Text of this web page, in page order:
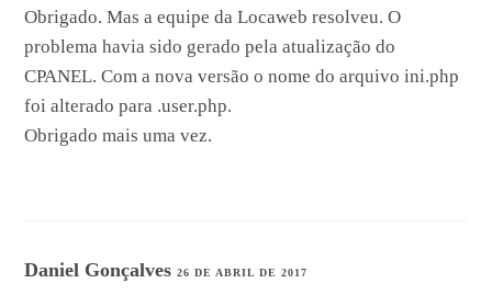
Obrigado. Mas a equipe da Locaweb resolveu. O
problema havia sido gerado pela atualização do
CPANEL. Com a nova versão o nome do arquivo ini.php
foi alterado para .user.php.
Obrigado mais uma vez.
Daniel Gonçalves26 DE ABRIL DE 2017